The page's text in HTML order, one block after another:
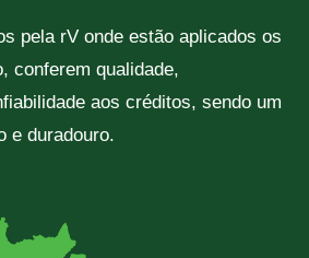
pela rV onde estão aplicados os
conferem qualidade,
aos créditos, sendo um
e duradouro.